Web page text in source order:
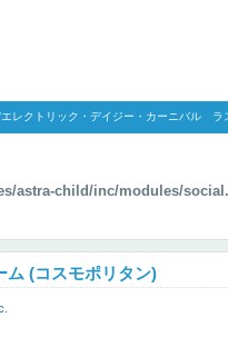
レクトリック・デイジー・カーニバル
astra-child/inc/modules/
ム (コスモポリタン)